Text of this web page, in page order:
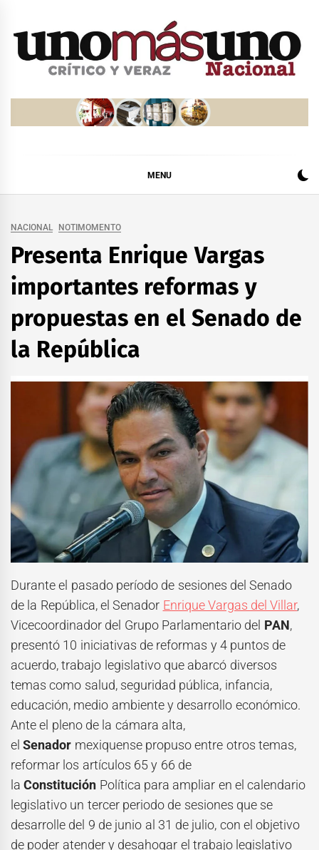
MENU
NACIONAL NOTIMOMENTO
Presenta Enrique Vargas
importantes reformas y
propuestas en el Senado de
la República
Durante el pasado período de sesiones del Senado
de la República, el Senador Enrique Vargas del Villar,
Vicecoordinador del Grupo Parlamentario del PAN,
presentó 10 iniciativas de reformas y 4 puntos de
acuerdo, trabajo legislativo que abarcó diversos
temas como salud, seguridad pública, infancia,
educación, medio ambiente y desarrollo económico.
Ante el pleno de la cámara alta,
elSenador mexiquense propuso entre otros temas,
reformar los artículos 65 y 66 de
laConstitución Política para ampliar en el calendario
legislativo un tercer periodo de sesiones que se
desarrolle del 9 de junio al 31 de julio, con el objetivo
de poder atender y desahogar el trabajo legislativo